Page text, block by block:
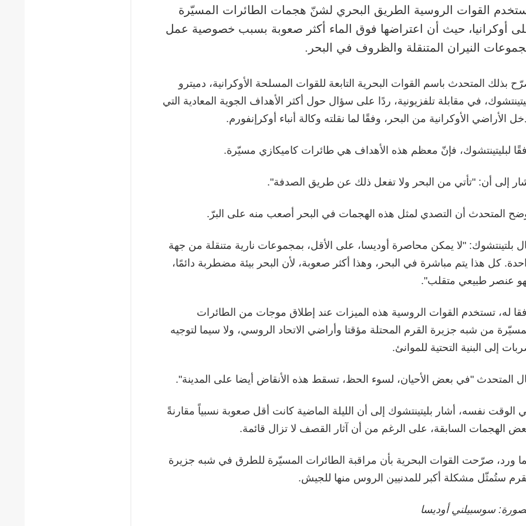
القوات الروسية الطريق البحري لشنّ هجمات الطائرات المسيّرة
أوكرانيا، حيث أن اعتراضها فوق الماء أكثر صعوبة بسبب خصوصية عمل
النيران المتنقلة والظروف في البحر.
بذلك المتحدث باسم القوات البحرية التابعة للقوات المسلحة الأوكرانية، دميترو
في مقابلة تلفزيونية، ردًا على سؤال حول أكثر الأهداف الجوية المعادية التي
الأراضي الأوكرانية من البحر، وفقًا لما نقلته وكالة أنباء أوكرإنفورم.
لبليتينتشوك، فإنّ معظم هذه الأهداف هي طائرات كاميكازي مسيّرة.
إلى أن: "تأتي من البحر ولا تفعل ذلك عن طريق الصدفة".
المتحدث أن التصدي لمثل هذه الهجمات في البحر أصعب منه على البرّ.
بلتينتشوك: "لا يمكن محاصرة أوديسا، على الأقل، بمجموعات نارية متنقلة من جهة
كل هذا يتم مباشرة في البحر، وهذا أكثر صعوبة، لأن البحر بيئة مضطربة دائمًا،
عنصر طبيعي متقلب".
له، تستخدم القوات الروسية هذه الميزات عند إطلاق موجات من الطائرات
من شبه جزيرة القرم المحتلة مؤقتا وأراضي الاتحاد الروسي، ولا سيما لتوجيه
إلى البنية التحتية للموانئ.
المتحدث "في بعض الأحيان، لسوء الحظ، تسقط هذه الأنقاض أيضا على المدينة".
الوقت نفسه، أشار بليتينتشوك إلى أن الليلة الماضية كانت أقل صعوبة نسبياً مقارنةً
الهجمات السابقة، على الرغم من أن آثار القصف لا تزال قائمة.
ورد، صرّحت القوات البحرية بأن مراقبة الطائرات المسيّرة للطرق في شبه جزيرة
ستُمثّل مشكلة أكبر للمدنيين الروس منها للجيش.
سوسبيلني أوديسا